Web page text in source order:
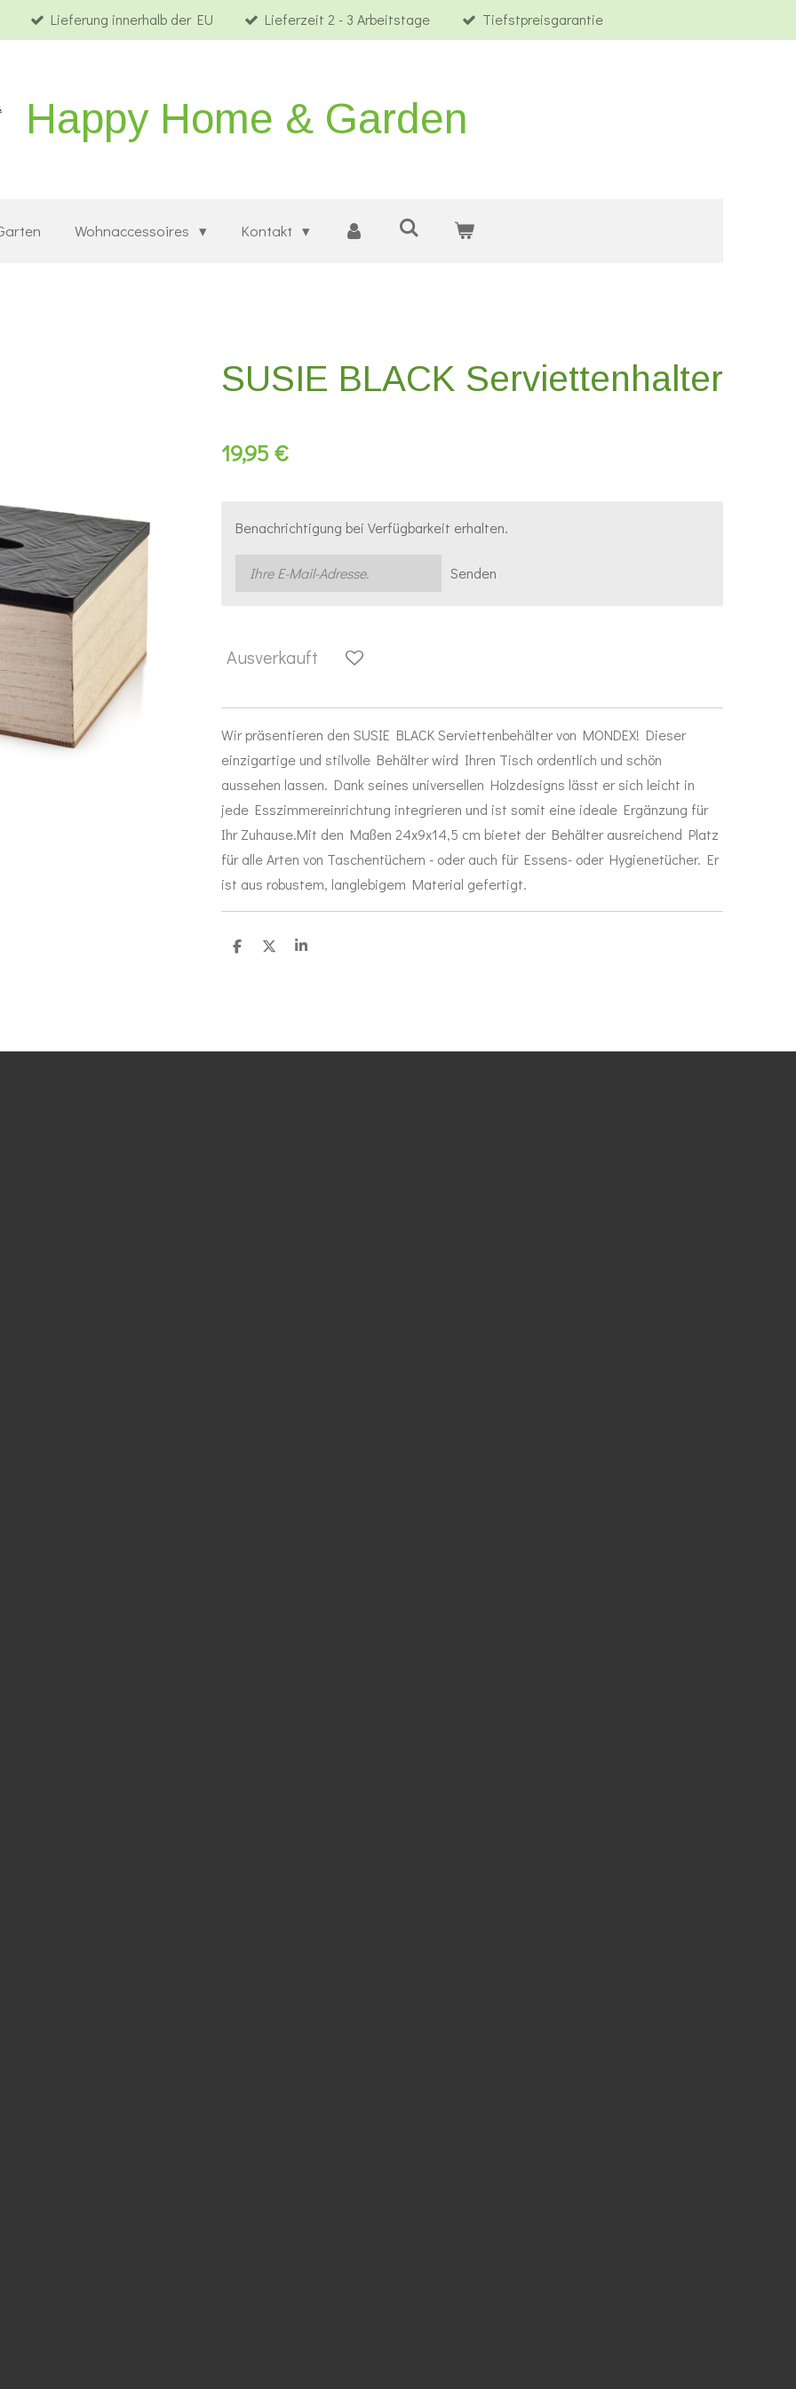
Lieferung innerhalb der EU Lieferzeit 2 - 3 Arbeitstage Tiefstpreisgarantie
Happy Home & Garden
Wohnaccessoires Kontakt
SUSIE BLACK Serviettenhalter
19,95 €
Benachrichtigung bei Verfügbarkeit erhalten.
Senden
Ausverkauft
Wir präsentieren den SUSIE BLACK Serviettenbehälter von MONDEX! Dieser
einzigartige und stilvolle Behälter wird Ihren Tisch ordentlich und schön
aussehen lassen. Dank seines universellen Holzdesigns lässt er sich leicht in
jede Esszimmereinrichtung integrieren und ist somit eine ideale Ergänzung für
Ihr Zuhause.Mit den Maßen 24x9x14,5 cm bietet der Behälter ausreichend Platz
für alle Arten von Taschentüchern - oder auch für Essens- oder Hygienetücher. Er
ist aus robustem, langlebigem Material gefertigt.
T
T
T